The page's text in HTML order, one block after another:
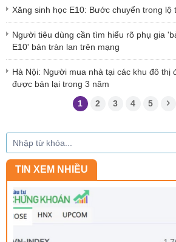
Xăng sinh học E10: Bước chuyển trong
Người tiêu dùng cần tìm hiểu rõ phụ gia
E10' bán tràn lan trên mạng
Hà Nội: Người mua nhà tại các khu đô thị
được bán lại trong 3 năm
1 2 3 4 5
TIN XEM NHIỀU